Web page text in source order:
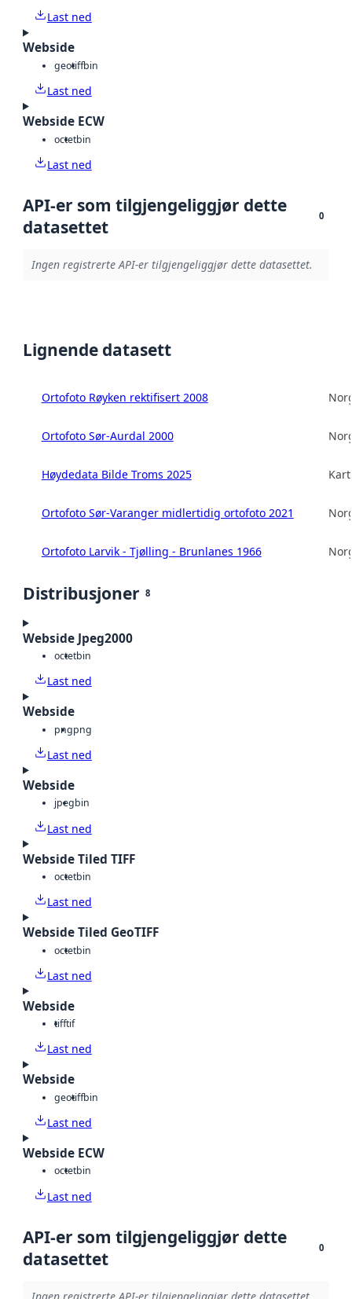
Last ned
Webside
geotiffbin
Last ned
Webside ECW
octetbin
Last ned
API-er som tilgjengeliggjør dette
datasettet
0
Ingen registrerte API-er tilgjengeliggjør dette datasettet.
Lignende datasett
Ortofoto Røyken rektifisert 2008
Ortofoto Sør-Aurdal 2000
Høydedata Bilde Troms 2025
Ortofoto Sør-Varanger midlertidig ortofoto 2021
Ortofoto Larvik - Tjølling - Brunlanes 1966
Distribusjoner 8
Webside Jpeg2000
octetbin
Last ned
Webside
pngpng
Last ned
Webside
jpegbin
Last ned
Webside Tiled TIFF
octetbin
Last ned
Webside Tiled GeoTIFF
octetbin
Last ned
Webside
tifftif
Last ned
Webside
geotiffbin
Last ned
Webside ECW
octetbin
Last ned
API-er som tilgjengeliggjør dette
datasettet
0